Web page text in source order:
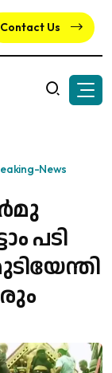
Contact Us
News
പടി